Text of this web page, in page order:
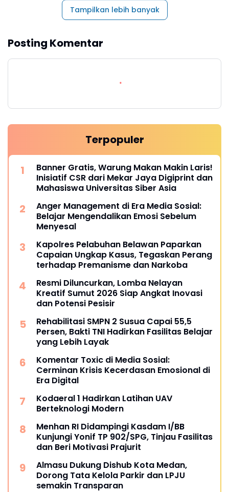
Tampilkan lebih banyak
Posting Komentar
Terpopuler
Banner Gratis, Warung Makan Makin Laris!
Inisiatif CSR dari Mekar Jaya Digiprint dan
Mahasiswa Universitas Siber Asia
Anger Management di Era Media Sosial:
Belajar Mengendalikan Emosi Sebelum
Menyesal
Kapolres Pelabuhan Belawan Paparkan
Capaian Ungkap Kasus, Tegaskan Perang
terhadap Premanisme dan Narkoba
Resmi Diluncurkan, Lomba Nelayan
Kreatif Sumut 2026 Siap Angkat Inovasi
dan Potensi Pesisir
Rehabilitasi SMPN 2 Susua Capai 55,5
Persen, Bakti TNI Hadirkan Fasilitas Belajar
yang Lebih Layak
Komentar Toxic di Media Sosial:
Cerminan Krisis Kecerdasan Emosional di
Era Digital
Kodaeral 1 Hadirkan Latihan UAV
Berteknologi Modern
Menhan RI Didampingi Kasdam I/BB
Kunjungi Yonif TP 902/SPG, Tinjau Fasilitas
dan Beri Motivasi Prajurit
Almasu Dukung Dishub Kota Medan,
Dorong Tata Kelola Parkir dan LPJU
semakin Transparan